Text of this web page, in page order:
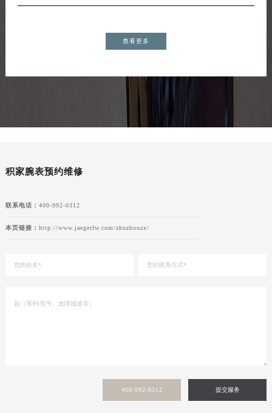
查看更多
积家腕表预约维修
联系电话： 400-992-0312
本页链接： http://www.jaegerfw.com/zhuzhouzx/
400-992-0312 提交服务